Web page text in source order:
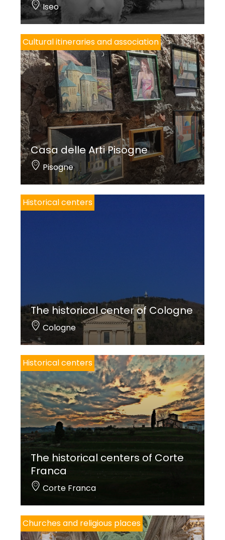
Iseo
Cultural itineraries and association
Casa delle Arti Pisogne
Pisogne
Historical centers
The historical center of Cologne
Cologne
Historical centers
The historical centers of Corte
Franca
Corte Franca
Churches and religious places